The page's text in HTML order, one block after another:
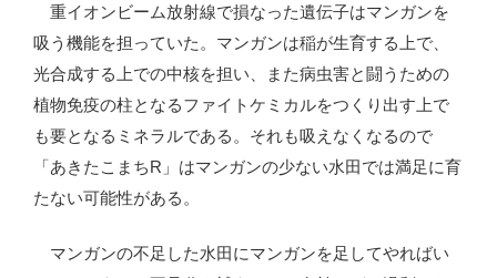
重イオンビーム放射線で損なった遺伝子はマンガンを
吸う機能を担っていた。マンガンは稲が生育する上で、
光合成する上での中核を担い、また病虫害と闘うための
植物免疫の柱となるファイトケミカルをつくり出す上で
も要となるミネラルである。それも吸えなくなるので
「あきたこまちR」はマンガンの少ない水田では満足に育
たない可能性がある。
マンガンの不足した水田にマンガンを足してやればい